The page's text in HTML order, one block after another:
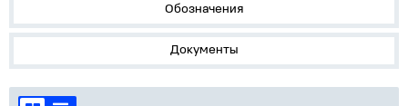
Обозначения
Документы